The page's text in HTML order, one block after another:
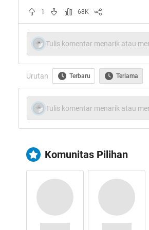
Maka itu disarankan bila
kedinginan, sebaiknya
mandi. Pada orang-orang
dengan suhu yang
Semua titik dan suhu dalam
maupun di luar
memonitor tubuh agar
Menurut Prof dr Teguh
1 68K
Tulis komentar menarik atau
Urutan Terbaru Terlama
Tulis komentar menarik atau
Komunitas Pilihan